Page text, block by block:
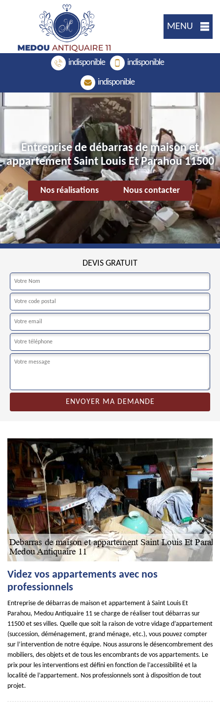
MENU
indisponible indisponible
indisponible
Entreprise de débarras de maison et
appartement Saint Louis Et Parahou 11500
Nos réalisations Nous contacter
DEVIS GRATUIT
Videz vos appartements avec nos
professionnels
Entreprise de débarras de maison et appartement à Saint Louis Et
Parahou, Medou Antiquaire 11 se charge de réaliser tout débarras sur
11500 et ses villes. Quelle que soit la raison de votre vidage d’appartement
(succession, déménagement, grand ménage, etc.), vous pouvez compter
sur l’intervention de notre équipe. Nous assurons le désencombrement des
mobiliers, des objets et de tous les encombrants de vos appartements. Le
prix pour les interventions est défini en fonction de l’accessibilité et la
localité de l’appartement. Nos professionnels sont à disposition de tout
projet.